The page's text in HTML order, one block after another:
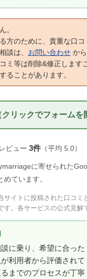
。
方のために、貴重な口コ
談は、 お問い合わせ か
ミ等は削除&修正しま
ることがあります。
リックでフォームを
ビュー 3件 （平均 5.0）
に寄せられた
ています。
イトに投稿された口コ
。各サービスの公式見解
に乗り、希望に合った
利用者から評価されて
までのプロセスが丁寧